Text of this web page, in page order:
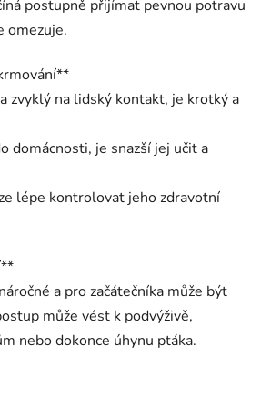
postupně přijímat pevnou potravu
omezuje.
zvyklý na lidský kontakt, je krotký a
domácnosti, je snazší jej učit a
lépe kontrolovat jeho zdravotní
a pro začátečníka může být
může vést k podvýživě,
nebo dokonce úhynu ptáka.